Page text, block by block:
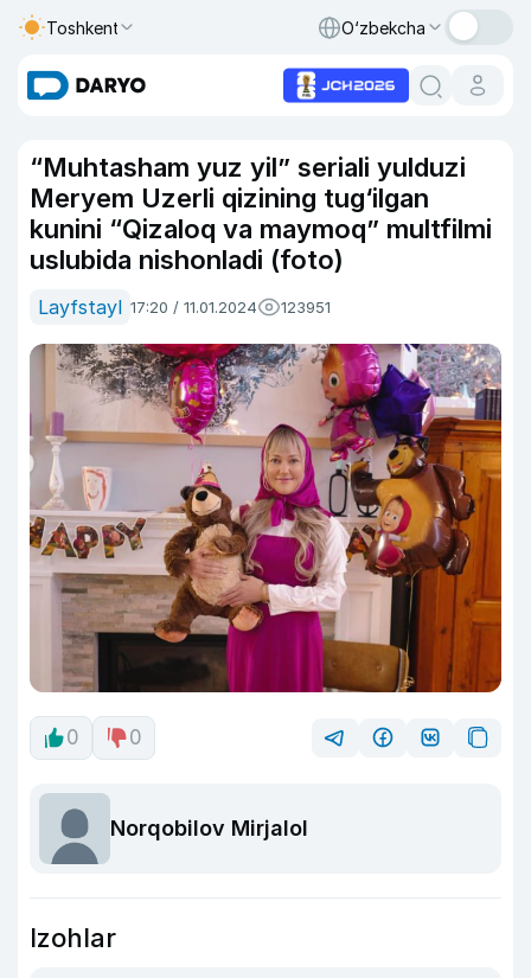
Toshkent O‘zbekcha
“Muhtasham yuz yil” seriali yulduzi
Meryem Uzerli qizining tug‘ilgan
kunini “Qizaloq va maymoq” multfilmi
uslubida nishonladi (foto)
Layfstayl 17:20 / 11.01.2024 123951
0 0
Norqobilov Mirjalol
Izohlar